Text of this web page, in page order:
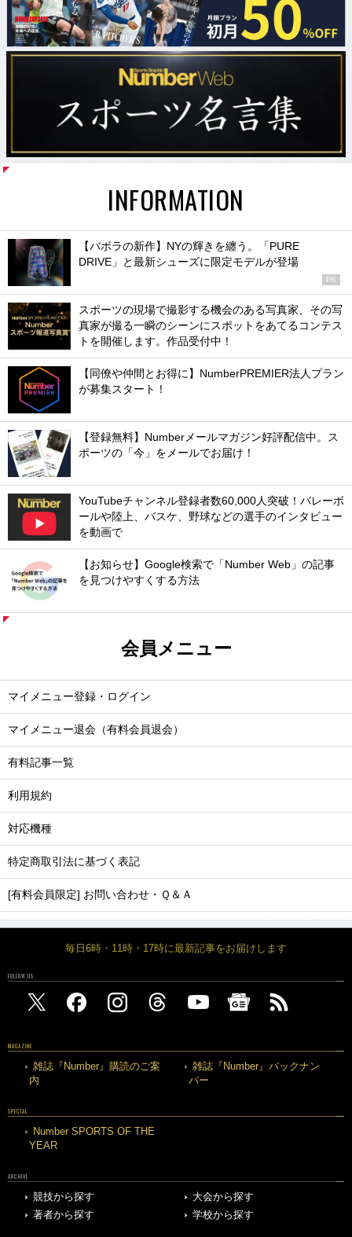
INFORMATION
【バボラの新作】NYの輝きを纏う。「PURE
DRIVE」と最新シューズに限定モデルが登場
PR
スポーツの現場で撮影する機会のある写真家、その写
真家が撮る一瞬のシーンにスポットをあてるコンテス
トを開催します。作品受付中！
【同僚や仲間とお得に】NumberPREMIER法人プラン
が募集スタート！
【登録無料】Numberメールマガジン好評配信中。ス
ポーツの「今」をメールでお届け！
YouTubeチャンネル登録者数60,000人突破！バレーボ
ールや陸上、バスケ、野球などの選手のインタビュー
を動画で
【お知らせ】Google検索で「Number Web」の記事
を見つけやすくする方法
会員メニュー
マイメニュー登録・ログイン
マイメニュー退会（有料会員退会）
有料記事一覧
利用規約
対応機種
特定商取引法に基づく表記
[有料会員限定] お問い合わせ・Ｑ＆Ａ
毎日6時・11時・17時に最新記事をお届けします
FOLLOW US
MAGAZINE
雑誌『Number』購読のご案
内
雑誌『Number』バックナン
バー
SPECIAL
Number SPORTS OF THE
YEAR
ARCHIVE
競技から探す
大会から探す
著者から探す
学校から探す